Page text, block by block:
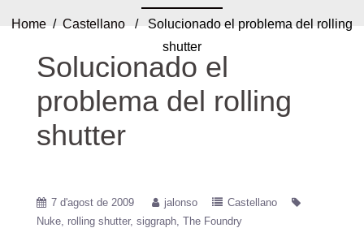
Home / Castellano / Solucionado el problema del rolling
shutter
Solucionado el
problema del rolling
shutter
7 d'agost de 2009 jalonso
Castellano
Nuke rolling shutter siggraph The Foundry